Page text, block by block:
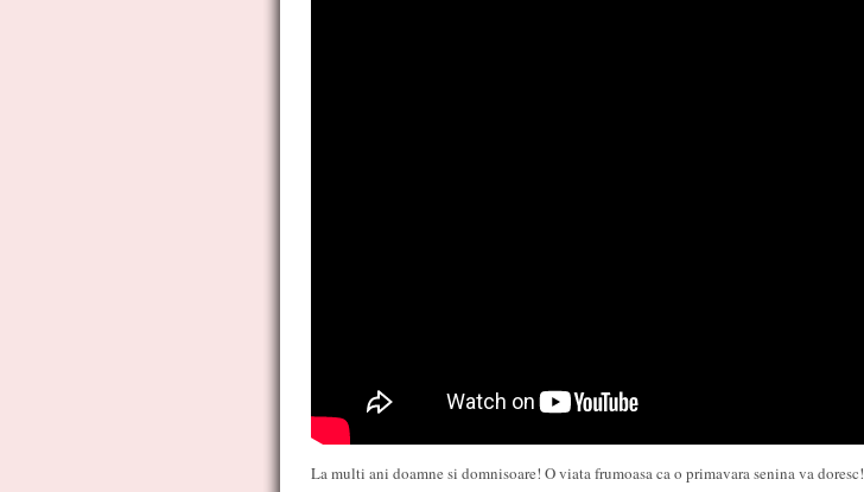
La multi ani doamne si domnisoare! O viata frumoasa ca o primavara senina va doresc!